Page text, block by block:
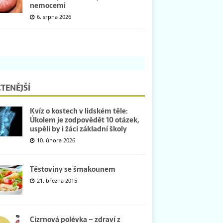
nemocemi
6. srpna 2026
Kvíz o kostech v lidském těle:
Úkolem je zodpovědět 10 otázek,
uspěli by i žáci základní školy
10. února 2026
Těstoviny se šmakounem
21. března 2015
Cizrnová polévka – zdraví z